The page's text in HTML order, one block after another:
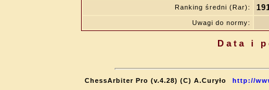
Ranking średni (Rar):
Uwagi do normy:
Data i
ChessArbiter Pro (v.4.28) (C) A.Curyło
http://